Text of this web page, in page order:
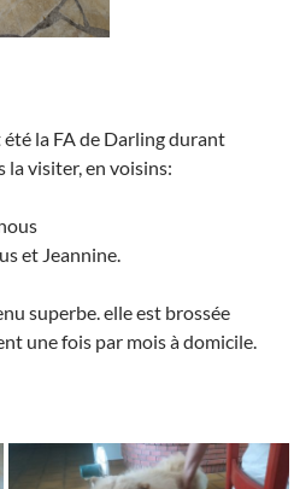
la FA de Darling durant
la visiter, en voisins:
et Jeannine.
superbe. elle est brossée
une fois par mois à domicile.